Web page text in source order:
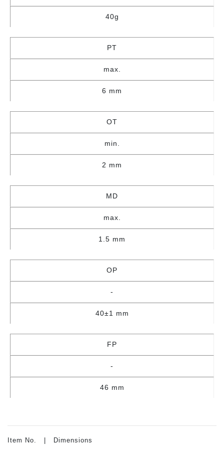
40g
PT
max.
6 mm
OT
min.
2 mm
MD
max.
1.5 mm
OP
-
40±1 mm
FP
-
46 mm
Item No. | Dimensions